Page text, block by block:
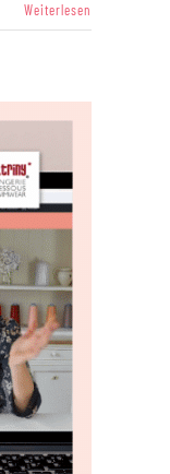
Weiterlesen